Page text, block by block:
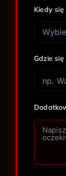
Kiedy
Gdzie